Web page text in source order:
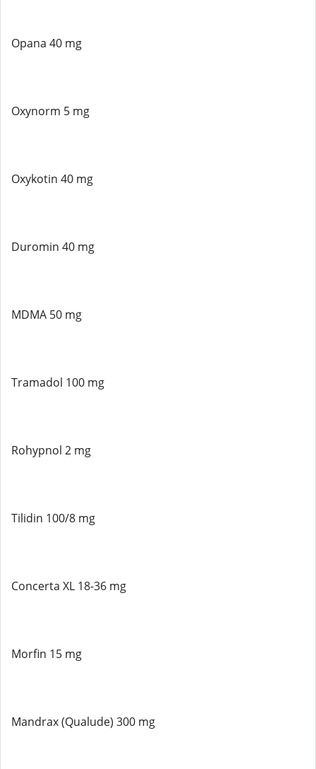
Opana 40 mg
Oxynorm 5 mg
Oxykotin 40 mg
Duromin 40 mg
MDMA 50 mg
Tramadol 100 mg
Rohypnol 2 mg
Tilidin 100/8 mg
Concerta XL 18-36 mg
Morfin 15 mg
Mandrax (Qualude) 300 mg